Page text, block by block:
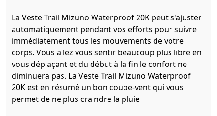
La Veste Trail Mizuno Waterproof 20K peut s'ajuster
automatiquement pendant vos efforts pour suivre
immédiatement tous les mouvements de votre
corps. Vous allez vous sentir beaucoup plus libre en
vous déplaçant et du début à la fin le confort ne
diminuera pas. La Veste Trail Mizuno Waterproof
20K est en résumé un bon coupe-vent qui vous
permet de ne plus craindre la pluie